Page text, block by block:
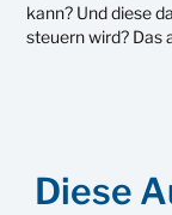
kann? Und diese
steuern wird? Das
Diese